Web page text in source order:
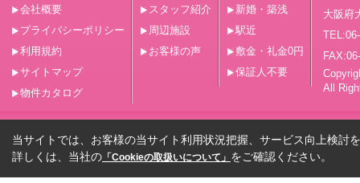
会社概要
プライバシーポリシー
利用規約
サイトマップ
物件カタログ
スタッフ紹介
周辺施設
お客様の声
新婚・築浅
駅近
敷金・礼金0円
保証人不要
大阪府
All
当サイトでは、お客様の当サイト利用状況把握、サービス向上検討
詳しくは、当社の 「Cookieの取扱いについて」 をご確認ください。